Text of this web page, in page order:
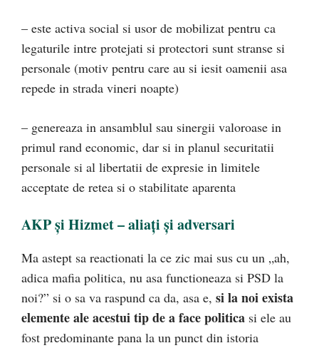
– este activa social si usor de mobilizat pentru ca
legaturile intre protejati si protectori sunt stranse si
personale (motiv pentru care au si iesit oamenii asa
repede in strada vineri noapte)
– genereaza in ansamblul sau sinergii valoroase in
primul rand economic, dar si in planul securitatii
personale si al libertatii de expresie in limitele
acceptate de retea si o stabilitate aparenta
AKP și Hizmet – aliați și adversari
Ma astept sa reactionati la ce zic mai sus cu un „ah,
adica mafia politica, nu asa functioneaza si PSD la
noi?” si o sa va raspund ca da, asa e, si la noi exista
elemente ale acestui tip de a face politica si ele au
fost predominante pana la un punct din istoria